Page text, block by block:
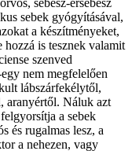
sebész-érsebész
sebek gyógyításával,
a készítményeket,
is tesznek valamit
szenved
nem megfelelően
lábszárfekélytől,
aranyértől. Náluk azt
a sebek
és rugalmas lesz, a
a nehezen, vagy